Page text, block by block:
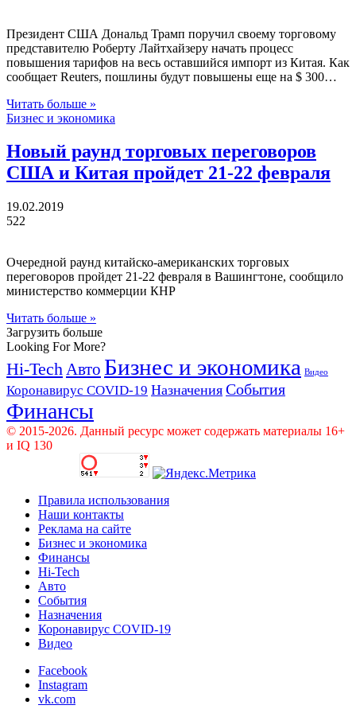
Президент США Дональд Трамп поручил своему торговому
представителю Роберту Лайтхайзеру начать процесс
повышения тарифов на весь оставшийся импорт из Китая. Как
сообщает Reuters, пошлины будут повышены еще на $ 300…
Читать больше »
Бизнес и экономика
Новый раунд торговых переговоров
США и Китая пройдет 21-22 февраля
19.02.2019
522
Очередной раунд китайско-американских торговых
переговоров пройдет 21-22 февраля в Вашингтоне, сообщило
министерство коммерции КНР
Читать больше »
Загрузить больше
Looking For More?
Hi-TechАвто Бизнес и экономика Видео
Коронавирус COVID-19 Назначения События
Финансы
© 2015-2026. Данный ресурс может содержать материалы 16+
и IQ 130
Правила использования
Наши контакты
Реклама на сайте
Бизнес и экономика
Финансы
Hi-Tech
Авто
События
Назначения
Коронавирус COVID-19
Видео
Facebook
Instagram
vk.com